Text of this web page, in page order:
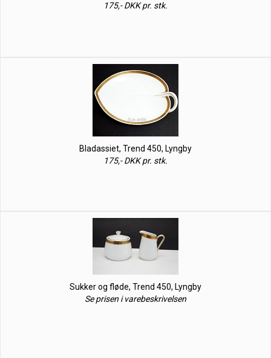
175,- DKK pr. stk.
Bladassiet, Trend 450, Lyngby
175,- DKK pr. stk.
Sukker og fløde, Trend 450, Lyngby
Se prisen i varebeskrivelsen